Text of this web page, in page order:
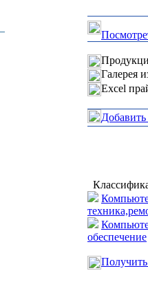
Галерея
Excel
обеспечение
Получить